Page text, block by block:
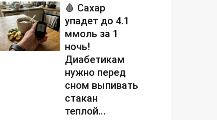
🩸 Сахар
упадет до 4.1
ммоль за 1
ночь!
Диабетикам
нужно перед
сном выпивать
стакан
теплой...